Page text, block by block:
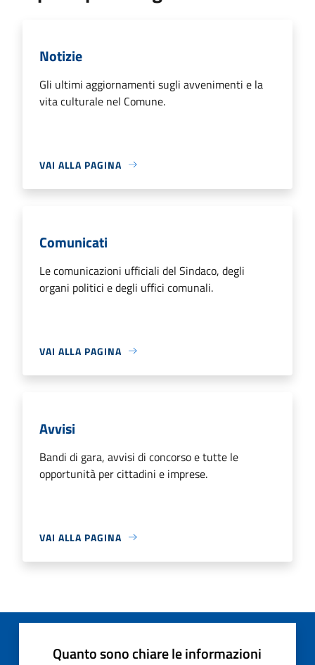
Notizie
Gli ultimi aggiornamenti sugli avvenimenti e la
vita culturale nel Comune.
VAI ALLA PAGINA
Comunicati
Le comunicazioni ufficiali del Sindaco, degli
organi politici e degli uffici comunali.
VAI ALLA PAGINA
Avvisi
Bandi di gara, avvisi di concorso e tutte le
opportunità per cittadini e imprese.
VAI ALLA PAGINA
Quanto sono chiare le informazioni